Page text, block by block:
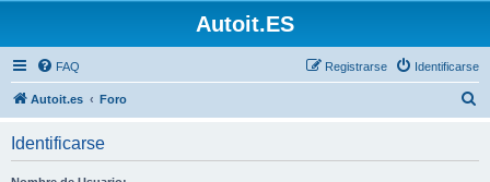
Autoit.ES
FAQ Identificarse
Registrarse
Autoit.es Foro
Identificarse